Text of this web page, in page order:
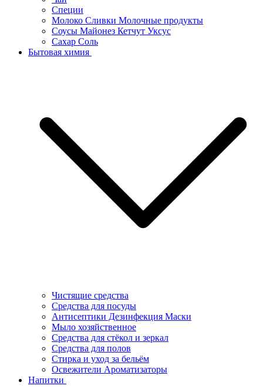
Специи
Молоко Сливки Молочные продукты
Соусы Майонез Кетчут Уксус
Сахар Соль
Бытовая химия
Чистящие средства
Средства для посуды
Антисептики Дезинфекция Маски
Мыло хозяйственное
Средства для стёкол и зеркал
Средства для полов
Стирка и уход за бельём
Освежители Ароматизаторы
Напитки